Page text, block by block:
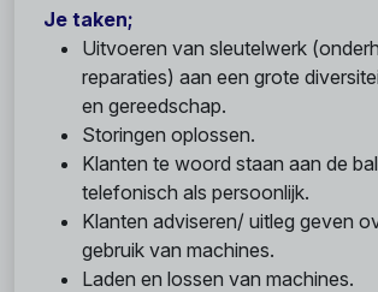
Je taken;
Uitvoeren van sleutelwerk
reparaties) aan een grote
en gereedschap.
Storingen oplossen.
Klanten te woord staan aan de
telefonisch als persoonlijk.
Klanten adviseren/ uitleg geven
gebruik van machines.
Laden en lossen van machines.